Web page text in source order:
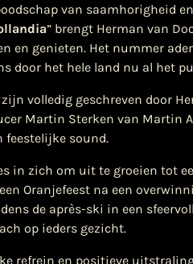
van saamhorigheid
” brengt Herman van
en genieten. Het nummer
door het hele land nu al het
volledig geschreven door
Martin Sterken van Martin
feestelijke sound.
in zich om uit te groeien tot
Oranjefeest na een
de après-ski in een
op ieders gezicht.
refrein en positieve